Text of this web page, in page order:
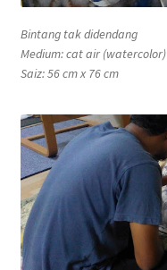
Bintang tak didendang
Medium: cat air (watercolor)
Saiz: 56 cm x 76 cm